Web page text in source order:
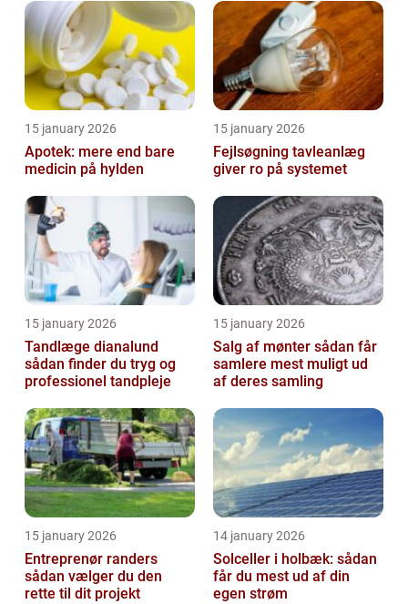
15 january 2026
Apotek: mere end bare
medicin på hylden
15 january 2026
Fejlsøgning tavleanlæg
giver ro på systemet
15 january 2026
Tandlæge dianalund
sådan finder du tryg og
professionel tandpleje
15 january 2026
Salg af mønter sådan får
samlere mest muligt ud
af deres samling
15 january 2026
Entreprenør randers
sådan vælger du den
rette til dit projekt
14 january 2026
Solceller i holbæk: sådan
får du mest ud af din
egen strøm